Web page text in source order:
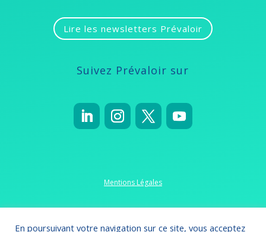
Lire les newsletters Prévaloir
Suivez Prévaloir sur
Mentions Légales
Politique de confidentialité
En poursuivant votre navigation sur ce site, vous acceptez